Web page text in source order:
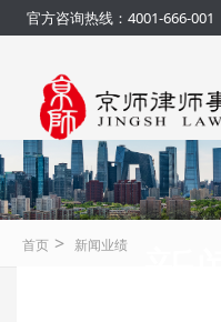
官方咨询热线：4001-666-001
首页 > 新闻业绩